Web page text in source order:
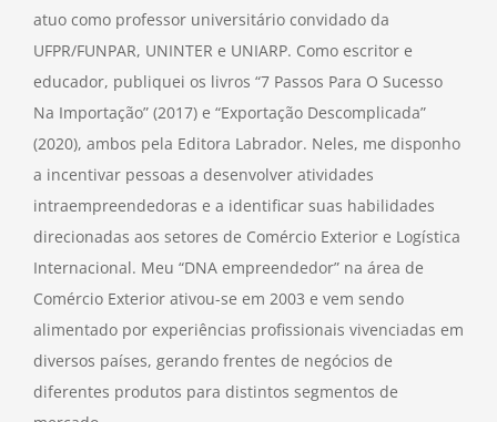
atuo como professor universitário convidado da
UFPR/FUNPAR, UNINTER e UNIARP. Como escritor e
educador, publiquei os livros “7 Passos Para O Sucesso
Na Importação” (2017) e “Exportação Descomplicada”
(2020), ambos pela Editora Labrador. Neles, me disponho
a incentivar pessoas a desenvolver atividades
intraempreendedoras e a identificar suas habilidades
direcionadas aos setores de Comércio Exterior e Logística
Internacional. Meu “DNA empreendedor” na área de
Comércio Exterior ativou-se em 2003 e vem sendo
alimentado por experiências profissionais vivenciadas em
diversos países, gerando frentes de negócios de
diferentes produtos para distintos segmentos de